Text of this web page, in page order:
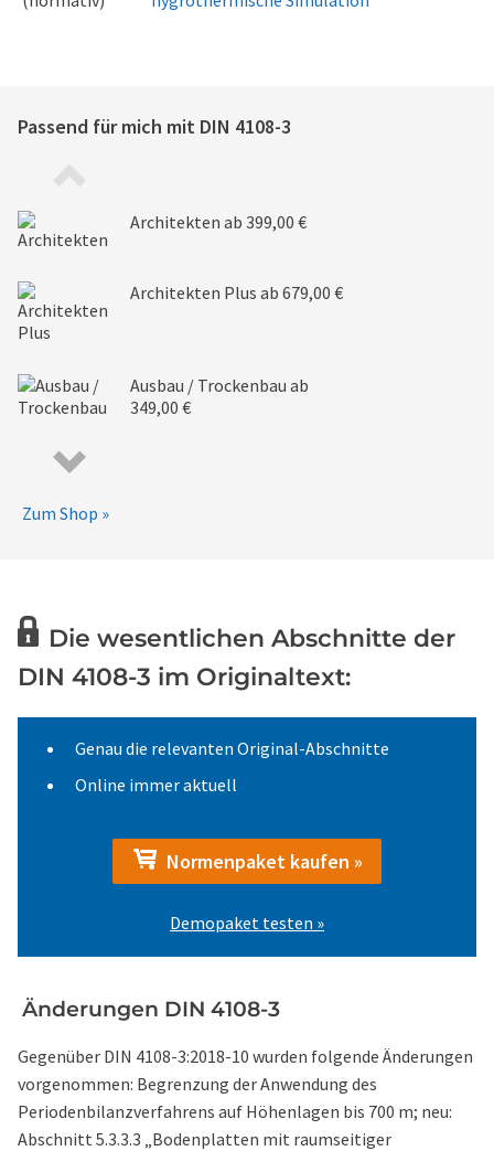
Passend für mich mit DIN 4108-3
Architekten ab 399,00 €
Architekten Plus ab 679,00 €
Ausbau / Trockenbau ab
349,00 €
Zum Shop »
Die wesentlichen Abschnitte der
DIN 4108-3 im Originaltext:
Genau die relevanten Original-Abschnitte
Online immer aktuell
Normenpaket kaufen »
Demopaket testen »
Änderungen DIN 4108-3
Gegenüber DIN 4108-3:2018-10 wurden folgende Änderungen
vorgenommen: Begrenzung der Anwendung des
Periodenbilanzverfahrens auf Höhenlagen bis 700 m; neu:
Abschnitt 5.3.3.3 „Bodenplatten mit raumseitiger